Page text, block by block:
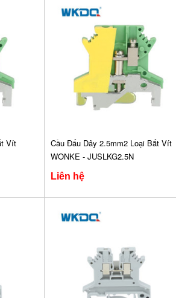
Vít
Cầu Đấu Dây 2.5mm2 Loại Bắt Vít
WONKE - JUSLKG2.5N
Liên hệ